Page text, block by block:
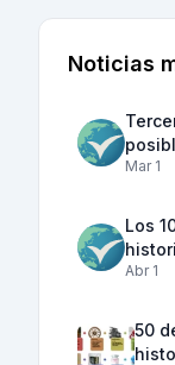
Noticias
Mar 1
Los
Abr 1
50